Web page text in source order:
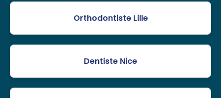
Orthodontiste Lille
Dentiste Nice